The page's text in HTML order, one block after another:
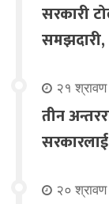
सरकारी
समझदारी,
२१ श्रावण
तीन
२०